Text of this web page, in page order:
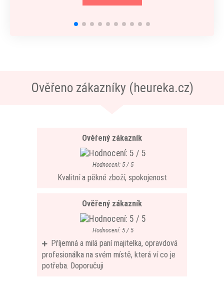
Ověřeno zákazníky (heureka.cz)
Ověřený zákazník
Hodnocení: 5 / 5
Kvalitní a pěkné zboží, spokojenost
Ověřený zákazník
Hodnocení: 5 / 5
Příjemná a milá paní majitelka, opravdová
profesionálka na svém místě, která ví co je
potřeba. Doporučuji